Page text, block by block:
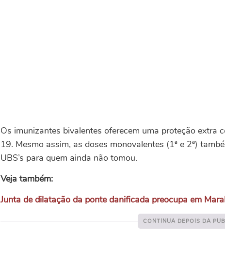
Os imunizantes bivalentes oferecem uma proteção extra
19. Mesmo assim, as doses monovalentes (1ª e 2ª)
UBS’s para quem ainda não tomou.
Veja também:
Junta de dilatação da ponte danificada preocupa em